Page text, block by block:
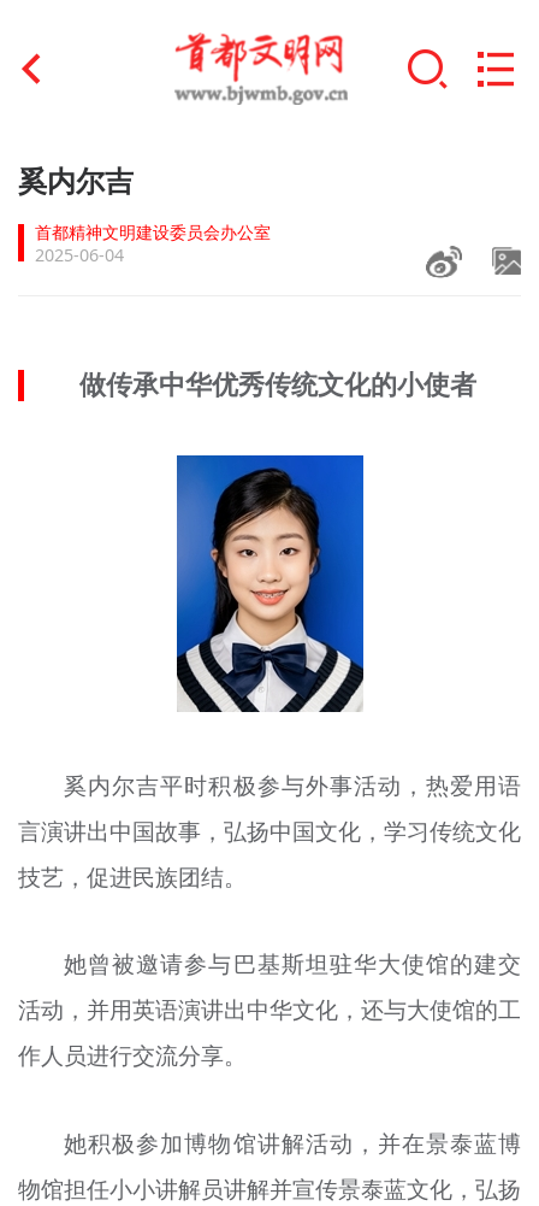
首页
文明创建
未成年人思想道德建设
北京宣传文化引导基金
宣传思想文化人才
资料库
+
奚内尔吉
首都精神文明建设委员会办公室
2025-06-04
做传承中华优秀传统文化的小使者
奚内尔吉平时积极参与外事活动，热爱用语
言演讲出中国故事，弘扬中国文化，学习传统文化
技艺，促进民族团结。
她曾被邀请参与巴基斯坦驻华大使馆的建交
活动，并用英语演讲出中华文化，还与大使馆的工
作人员进行交流分享。
她积极参加博物馆讲解活动，并在景泰蓝博
物馆担任小小讲解员讲解并宣传景泰蓝文化，弘扬